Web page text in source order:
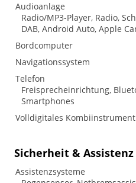
Audioanlage
Radio/MP3-Player, Radio,
DAB, Android Auto, Apple
Bordcomputer
Navigationssystem
Telefon
Freisprecheinrichtung,
Smartphones
Volldigitales
Sicherheit & Assistenz
Assistenzsysteme